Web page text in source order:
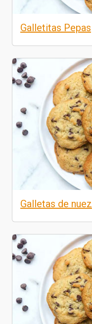
Galletitas Pepas
Galletas de nuez